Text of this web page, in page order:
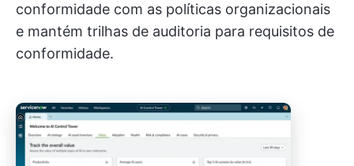
conformidade com as políticas organizacionais
e mantém trilhas de auditoria para requisitos de
conformidade.